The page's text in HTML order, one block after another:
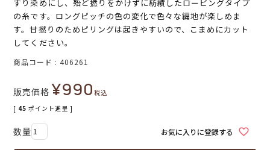
すり染めにし、殆ど撚りをかけずに紡績したロービングタイプ
の糸です。ロングピッチの色の変化で色々な編地が楽しめま
す。甘撚りのためピリングは起きやすいので、こまめにカット
してください。
商品コード 406261
販売価格 ¥990税込
[ 45 ポイント進呈 ]
お気に入りに登録する